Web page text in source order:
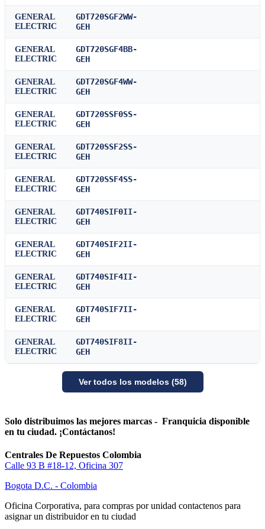
GENERAL
ELECTRIC
GDT720SGF2WW-
GEH
GENERAL
ELECTRIC
GDT720SGF4BB-
GEH
GENERAL
ELECTRIC
GDT720SGF4WW-
GEH
GENERAL
ELECTRIC
GDT720SSF0SS-
GEH
GENERAL
ELECTRIC
GDT720SSF2SS-
GEH
GENERAL
ELECTRIC
GDT720SSF4SS-
GEH
GENERAL
ELECTRIC
GDT740SIF0II-
GEH
GENERAL
ELECTRIC
GDT740SIF2II-
GEH
GENERAL
ELECTRIC
GDT740SIF4II-
GEH
GENERAL
ELECTRIC
GDT740SIF7II-
GEH
GENERAL
ELECTRIC
GDT740SIF8II-
GEH
Ver todos los modelos (58)
Solo distribuimos las mejores marcas - Franquicia disponible
en tu ciudad. ¡Contáctanos!
Centrales De Repuestos Colombia
Calle 93 B #18-12, Oficina 307
Bogota D.C. - Colombia
Oficina Corporativa, para compras por unidad contactenos para
asignar un distribuidor en tu ciudad